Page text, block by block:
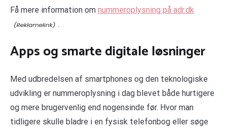
Få mere information om nummeroplysning på adr.dk
.
Apps og smarte digitale løsninger
Med udbredelsen af smartphones og den teknologiske
udvikling er nummeroplysning i dag blevet både hurtigere
og mere brugervenlig end nogensinde før. Hvor man
tidligere skulle bladre i en fysisk telefonbog eller søge